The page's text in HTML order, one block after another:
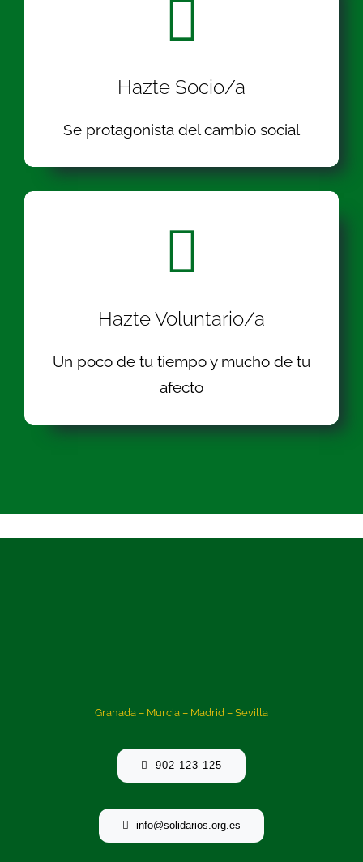
Hazte Socio/a
Se protagonista del cambio social
Hazte Voluntario/a
Un poco de tu tiempo y mucho de tu
afecto
Granada – Murcia – Madrid – Sevilla
902 123 125
info@solidarios.org.es